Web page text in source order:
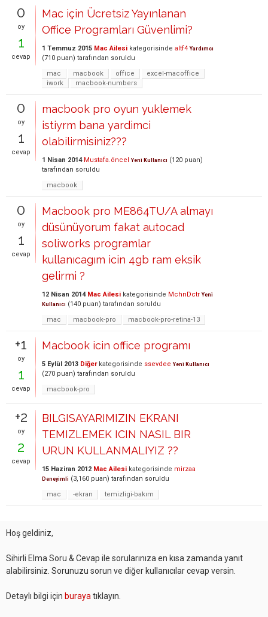
0
oy
1
cevap
Mac için Ücretsiz Yayınlanan
Office Programları Güvenlimi?
1 Temmuz 2015 Mac Ailesi kategorisinde altf4 Yardımcı
(710 puan) tarafından soruldu
mac
macbook office
excel-macoffice
iwork
macbook-numbers
0
oy
1
cevap
macbook pro oyun yuklemek
istiyrm bana yardimci
olabilirmisiniz???
1 Nisan 2014 Mustafa.öncel Yeni Kullanıcı (120 puan)
tarafından soruldu
macbook
0
oy
1
cevap
Macbook pro ME864TU/A almayı
düsünüyorum fakat autocad
soliworks programlar
kullanıcagım icin 4gb ram eksik
gelirmi ?
12 Nisan 2014 Mac Ailesi kategorisinde MchnDctr Yeni
Kullanıcı (140 puan) tarafından soruldu
mac
macbook-pro macbook-pro-retina-13
+1
oy
1
cevap
Macbook icin office programı
5 Eylül 2013 Diğerkategorisinde ssevdee Yeni Kullanıcı
(270 puan) tarafından soruldu
macbook-pro
+2
oy
2
cevap
BILGISAYARIMIZIN EKRANI
TEMIZLEMEK ICIN NASIL BIR
URUN KULLANMALIYIZ ??
15 Haziran 2012 Mac Ailesi kategorisinde mirzaa
Deneyimli (3,160 puan) tarafından soruldu
mac
-ekran temizligi-bakım
Hoş geldiniz,
Sihirli Elma Soru & Cevap ile sorularınıza en kısa zamanda yanıt
alabilirsiniz. Sorunuzu sorun ve diğer kullanıcılar cevap versin.
Detaylı bilgi için buraya tıklayın.